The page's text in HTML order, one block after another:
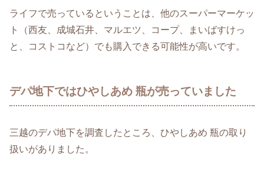
ライフで売っているということは、他のスーパーマーケッ
ト（西友、成城石井、マルエツ、コープ、まいばすけっ
と、コストコなど）でも購入できる可能性が高いです。
デパ地下ではひやしあめ 瓶が売っていました
三越のデパ地下を調査したところ、ひやしあめ 瓶の取り
扱いがありました。